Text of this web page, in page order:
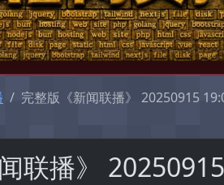
完整版《新闻联播》 20250915
联播》